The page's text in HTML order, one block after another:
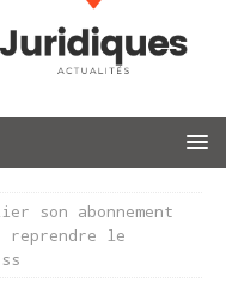
son abonnement
reprendre le